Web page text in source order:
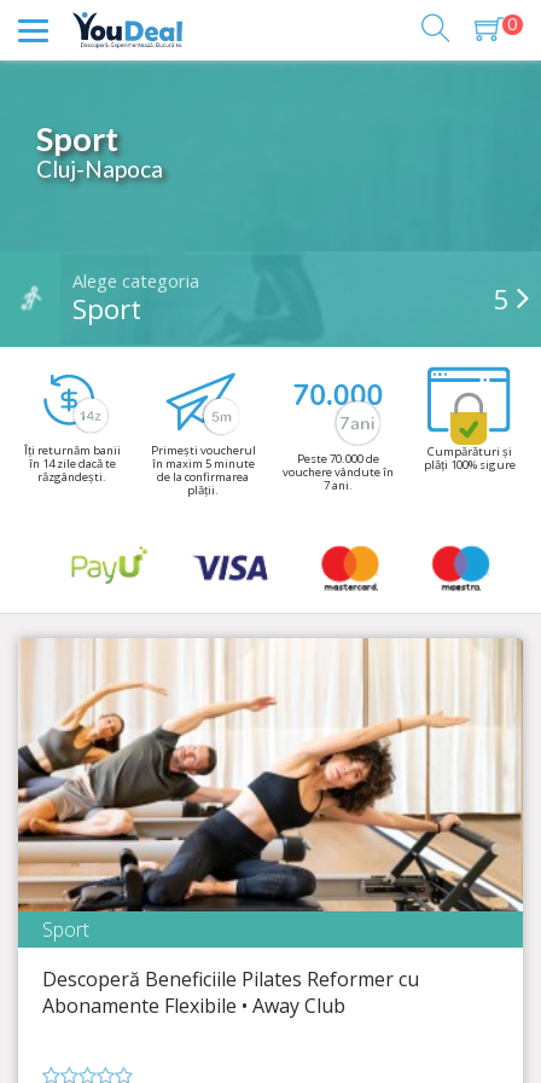
0
Sport
Cluj-Napoca
Alege categoria
Sport 5
Îți returnăm banii
în 14 zile dacă te
răzgândești.
Primești voucherul
în maxim 5 minute
de la confirmarea
plății.
Peste 70.000 de
vouchere vândute în
7 ani.
Cumpărături și
plăți 100% sigure
Timp Rămas
30:31:50
Sport
Descoperă Beneficiile Pilates Reformer cu
Abonamente Flexibile • Away Club